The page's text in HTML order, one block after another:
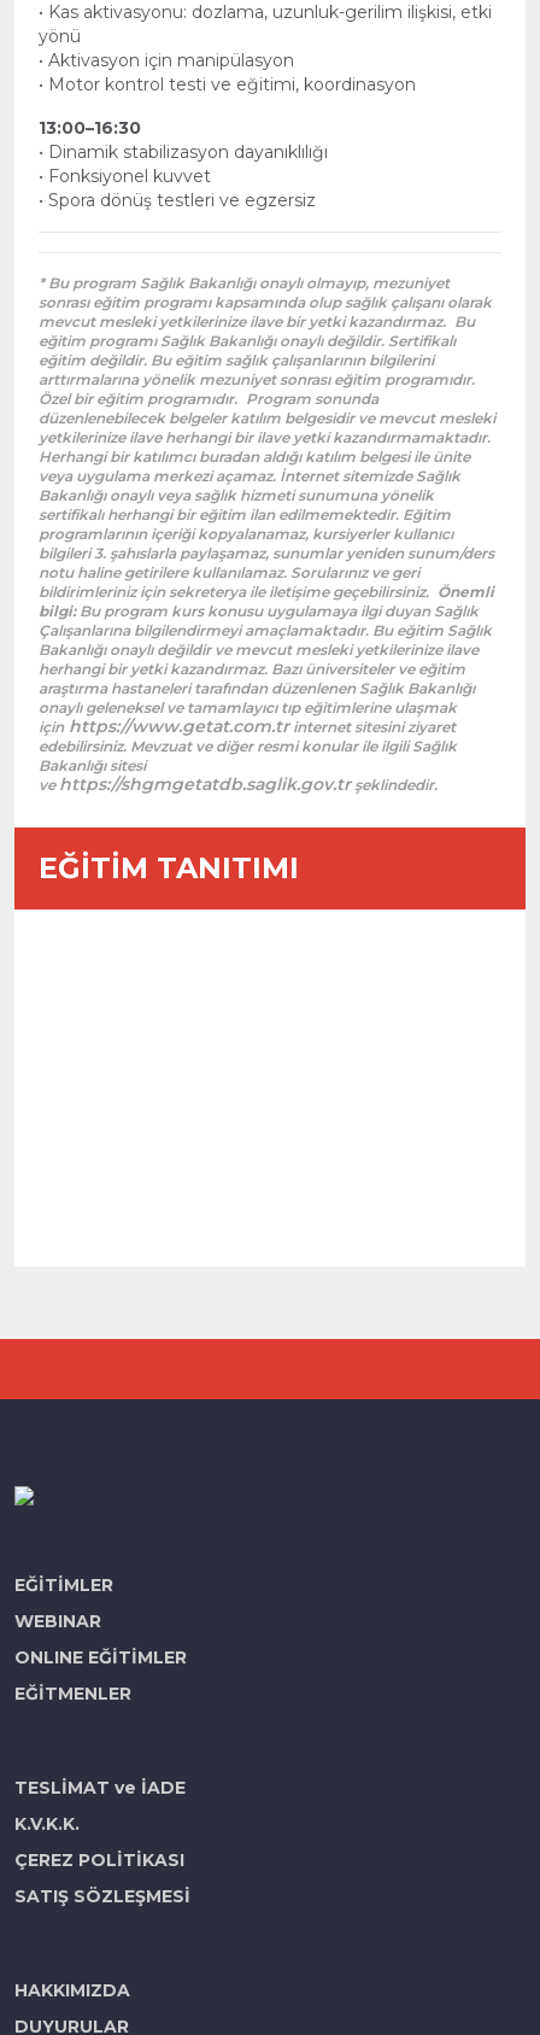
• Kas aktivasyonu: dozlama, uzunluk-gerilim ilişkisi, etki
yönü
• Aktivasyon için manipülasyon
• Motor kontrol testi ve eğitimi, koordinasyon
13:00–16:30
• Dinamik stabilizasyon dayanıklılığı
• Fonksiyonel kuvvet
• Spora dönüş testleri ve egzersiz
* Bu program Sağlık Bakanlığı onaylı olmayıp, mezuniyet
sonrası eğitim programı kapsamında olup sağlık çalışanı olarak
mevcut mesleki yetkilerinize ilave bir yetki kazandırmaz. Bu
eğitim programı Sağlık Bakanlığı onaylı değildir. Sertifikalı
eğitim değildir. Bu eğitim sağlık çalışanlarının bilgilerini
arttırmalarına yönelik mezuniyet sonrası eğitim programıdır.
Özel bir eğitim programıdır. Program sonunda
düzenlenebilecek belgeler katılım belgesidir ve mevcut mesleki
yetkilerinize ilave herhangi bir ilave yetki kazandırmamaktadır.
Herhangi bir katılımcı buradan aldığı katılım belgesi ile ünite
veya uygulama merkezi açamaz. İnternet sitemizde Sağlık
Bakanlığı onaylı veya sağlık hizmeti sunumuna yönelik
sertifikalı herhangi bir eğitim ilan edilmemektedir. Eğitim
programlarının içeriği kopyalanamaz, kursiyerler kullanıcı
bilgileri 3. şahıslarla paylaşamaz, sunumlar yeniden sunum/ders
notu haline getirilere kullanılamaz. Sorularınız ve geri
bildirimleriniz için sekreterya ile iletişime geçebilirsiniz. Önemli
bilgi:Bu program kurs konusu uygulamaya ilgi duyan Sağlık
Çalışanlarına bilgilendirmeyi amaçlamaktadır. Bu eğitim Sağlık
Bakanlığı onaylı değildir ve mevcut mesleki yetkilerinize ilave
herhangi bir yetki kazandırmaz. Bazı üniversiteler ve eğitim
araştırma hastaneleri tarafından düzenlenen Sağlık Bakanlığı
onaylı geleneksel ve tamamlayıcı tıp eğitimlerine ulaşmak
için https://www.getat.com.trinternet sitesini ziyaret
edebilirsiniz. Mevzuat ve diğer resmi konular ile ilgili Sağlık
Bakanlığı sitesi
ve https://shgmgetatdb.saglik.gov.trşeklindedir.
EĞİTİM TANITIMI
EĞİTİMLER
WEBINAR
ONLINE EĞİTİMLER
EĞİTMENLER
TESLİMAT ve İADE
K.V.K.K.
ÇEREZ POLİTİKASI
SATIŞ SÖZLEŞMESİ
HAKKIMIZDA
DUYURULAR